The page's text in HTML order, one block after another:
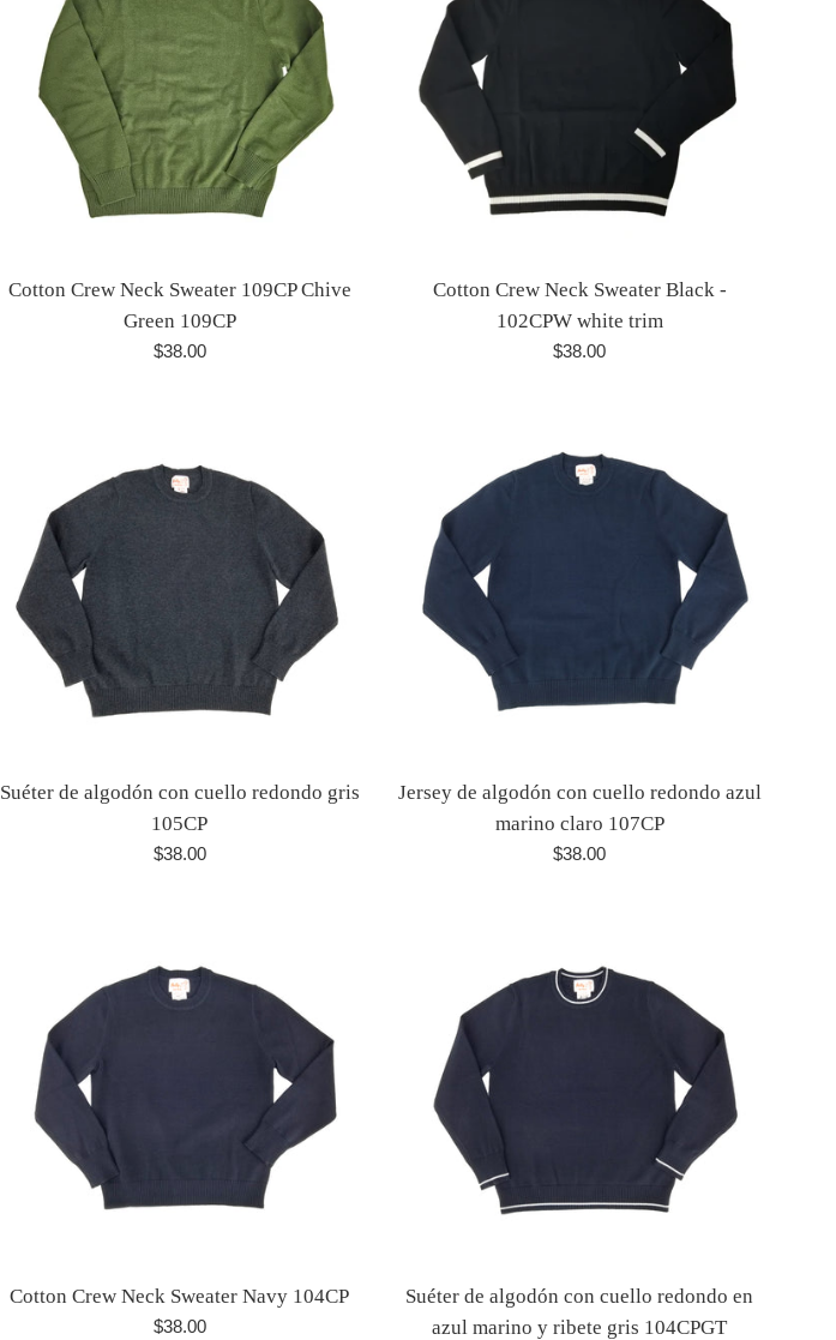
Cotton Crew Neck Sweater 109CP Chive
Green 109CP
Precio
$38.00
Cotton Crew Neck Sweater Black -
102CPW white trim
Precio
$38.00
Suéter de algodón con cuello redondo gris
105CP
Precio
$38.00
Jersey de algodón con cuello redondo azul
marino claro 107CP
Precio
$38.00
Cotton Crew Neck Sweater Navy 104CP
Precio
$38.00
Suéter de algodón con cuello redondo en
azul marino y ribete gris 104CPGT